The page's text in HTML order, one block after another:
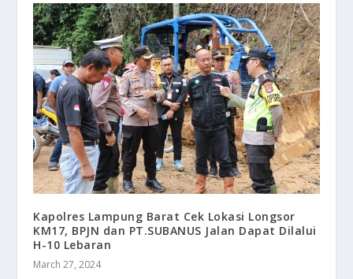
Kapolres Lampung Barat Cek Lokasi Longsor
KM17, BPJN dan PT.SUBANUS Jalan Dapat Dilalui
H-10 Lebaran
March 27, 2024